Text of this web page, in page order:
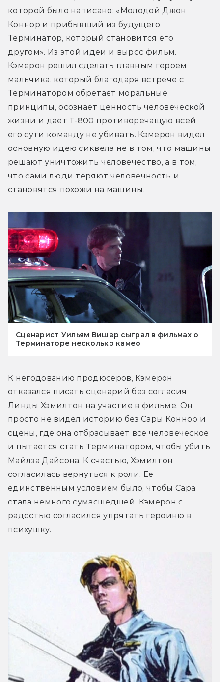
которой было написано: «Молодой Джон
Коннор и прибывший из будущего
Терминатор, который становится его
другом». Из этой идеи и вырос фильм.
Кэмерон решил сделать главным героем
мальчика, который благодаря встрече с
Терминатором обретает моральные
принципы, осознаёт ценность человеческой
жизни и дает Т-800 противоречащую всей
его сути команду не убивать. Кэмерон видел
основную идею сиквела не в том, что машины
решают уничтожить человечество, а в том,
что сами люди теряют человечность и
становятся похожи на машины.
Сценарист Уильям Вишер сыграл в фильмах о
Терминаторе несколько камео
К негодованию продюсеров, Кэмерон
отказался писать сценарий без согласия
Линды Хэмилтон на участие в фильме. Он
просто не видел историю без Сары Коннор и
сцены, где она отбрасывает все человеческое
и пытается стать Терминатором, чтобы убить
Майлза Дайсона. К счастью, Хэмилтон
согласилась вернуться к роли. Ее
единственным условием было, чтобы Сара
стала немного сумасшедшей. Кэмерон с
радостью согласился упрятать героиню в
психушку.